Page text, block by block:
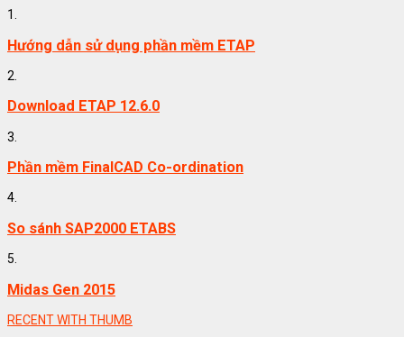
1.
Hướng dẫn sử dụng phần mềm ETAP
2.
Download ETAP 12.6.0
3.
Phần mềm FinalCAD Co-ordination
4.
So sánh SAP2000 ETABS
5.
Midas Gen 2015
RECENT WITH THUMB